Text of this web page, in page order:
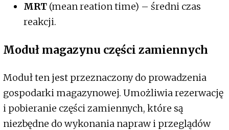
MRT (mean reation time) – średni czas
reakcji.
Moduł magazynu części zamiennych
Moduł ten jest przeznaczony do prowadzenia
gospodarki magazynowej. Umożliwia rezerwację
i pobieranie części zamiennych, które są
niezbędne do wykonania napraw i przeglądów